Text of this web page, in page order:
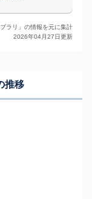
ブラリ」の情報を元に集計
2026年04月27日更新
推移